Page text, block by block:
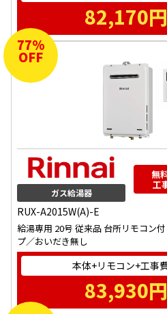
82,170
77%
OFF
ガス給湯器
無
工
RUX-A2015W(A)-E
給湯専用 20号 従来品 台所リモコン
プ／おいだき無し
本体+リモコン+工事
83,930